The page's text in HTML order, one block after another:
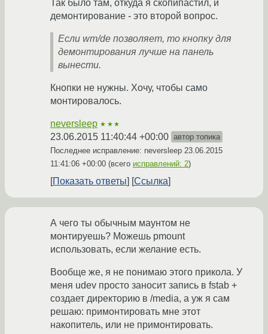
Так было там, откуда я скопипастил, и
демонтирование - это второй вопрос.
Если wm/de позволяет, то кнопку для
демонтирования лучше на панель
вынести.
Кнопки не нужны. Хочу, чтобы само
монтировалось.
neversleep ★★★
23.06.2015 11:40:44 +00:00 автор топика
Последнее исправление: neversleep 23.06.2015
11:41:06 +00:00 (всего исправлений: 2)
Показать ответы Ссылка
А чего ты обычным маунтом не
монтируешь? Можешь pmount
использовать, если желание есть.
Вообще же, я не понимаю этого прикола. У
меня udev просто заносит запись в fstab +
создает директорию в /media, а уж я сам
решаю: примонтировать мне этот
накопитель, или не примонтировать.